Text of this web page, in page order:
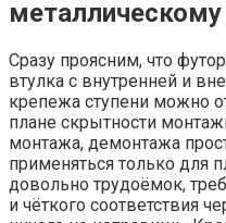
Сразу проясним, что
втулка с внутренней и
крепежа ступени можно
плане скрытности
монтажа, демонтажа
применяться только для
довольно трудоёмок,
и чёткого соответствия